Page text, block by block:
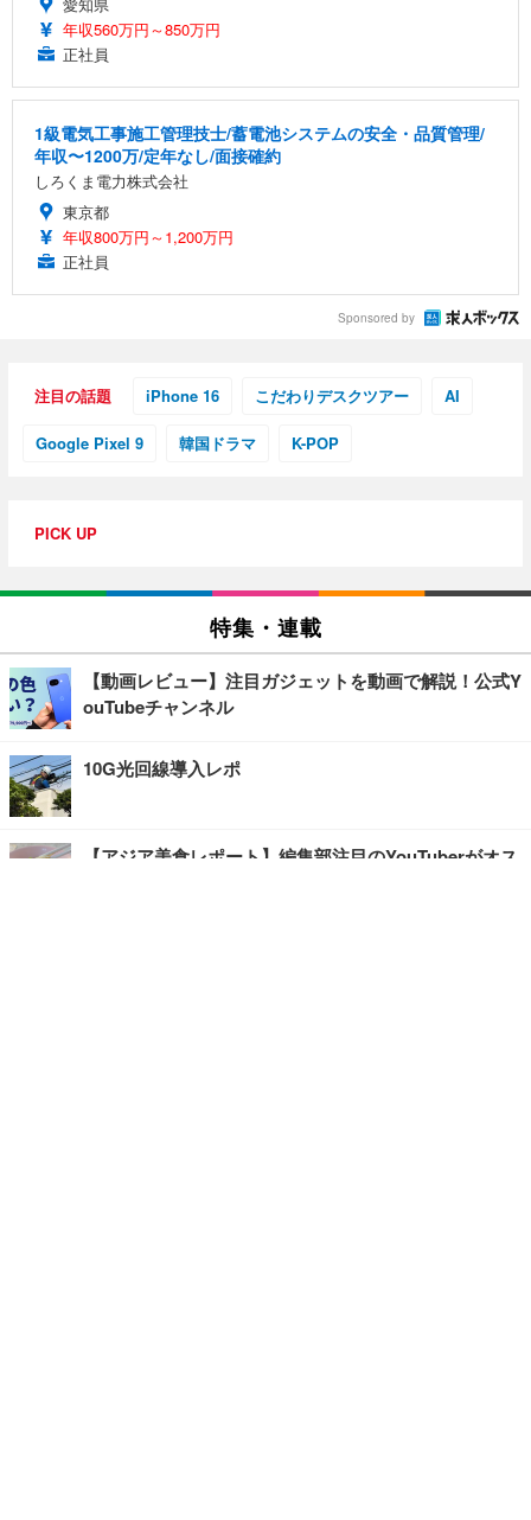
年収560万円～850万円
正社員
1級電気工事施工管理技士/蓄電池システムの安全・品質管理/
年収〜1200万/定年なし/面接確約
しろくま電力株式会社
東京都
年収800万円～1,200万円
正社員
Sponsored by
注目の話題 iPhone 16 こだわりデスクツアー AI
Google Pixel 9 韓国ドラマ K-POP
PICK UP
特集・連載
【動画レビュー】注目ガジェットを動画で解説！公式Y
ouTubeチャンネル
10G光回線導入レポ
【アジア美食レポート】編集部注目のYouTuberがオス